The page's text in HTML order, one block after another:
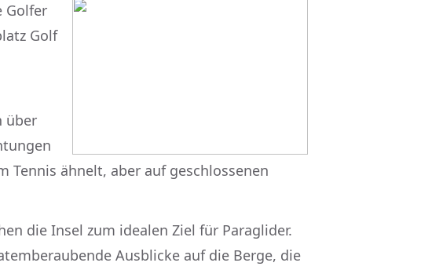
Golfer
Golf
über
Tennis ähnelt, aber auf geschlossenen
die Insel zum idealen Ziel für Paraglider.
Ausblicke auf die Berge, die